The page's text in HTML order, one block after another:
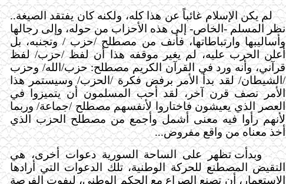
لم يكن الإسلام غائباً عن هذا كله، ولكنه كان يفتقد الصيغة..
نظر المسلم -الخاص- إلى هذه الأحزاب من حوله، وإلى رجالها
وأساليبها وارتباطاتها، فأنف من مصطلح /حزب / وتجنبه، بل
أعلن الحرب عليه، لم يغير موقفه هذا أن لفظ /حزب/ لفظ
قرآني، وأنه ورد في القرآن الكريم مصطلح: حزب/الله/ وحزب
/الشيطان/ لقد بدأ الأمر برفض فكرة /الحزب/ وسيستمر هذا
الأمر نصف قرن آخر، لقد أحب المسلمون أن يتميزوا في
العصر الذي يعيشون فاختاروا لأنفسهم مصطلح /جماعة/ وربما
لأنهم رأوا فيه معنى أشمل وأجمع من مصطلح الحزب الذي
أخذ معناه من واقع مفروض...
وبدأت تظهر على الساحة السورية دعوات أخرى، هي
النقيض المصطنع للحركة الوطنية، تلك الدعوات التي أرادها
الاستعمار، أن تصنع الصراع مع الحكم الوطني، ليفوت الفرصة